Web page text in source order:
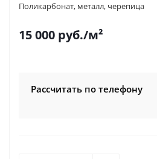
Поликарбонат, металл, черепица
15 000 руб./м²
Рассчитать по телефону